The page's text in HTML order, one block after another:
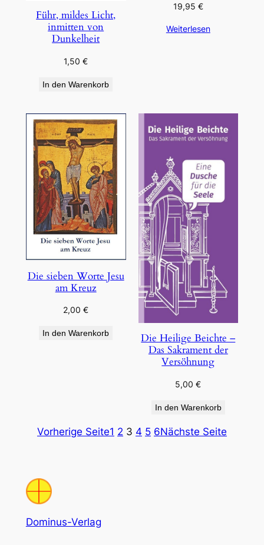
Führ, mildes Licht,
inmitten von
Dunkelheit
1,50€
In den Warenkorb
19,95 €
Weiterlesen
Die sieben Worte Jesu
am Kreuz
2,00€
In den Warenkorb
Die Heilige Beichte –
Das Sakrament der
Versöhnung
5,00€
In den Warenkorb
Vorherige Seite1 2 3 4 5 6Nächste Seite
Dominus-Verlag